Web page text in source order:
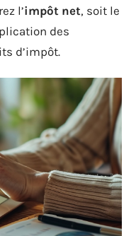
l’impôt net, soit le
des
d’impôt.